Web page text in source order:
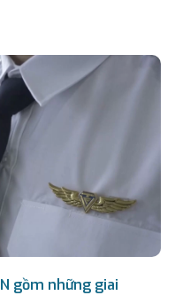
gồm những giai